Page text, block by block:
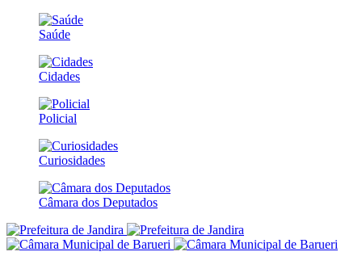
Saúde
Cidades
Policial
Curiosidades
Câmara dos Deputados